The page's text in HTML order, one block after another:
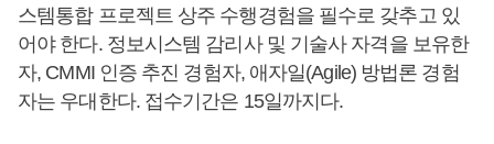
스템통합 프로젝트 상주 수행경험을 필수로 갖추고 있
어야 한다. 정보시스템 감리사 및 기술사 자격을 보유한
자, CMMI 인증 추진 경험자, 애자일(Agile) 방법론 경험
자는 우대한다. 접수기간은 15일까지다.